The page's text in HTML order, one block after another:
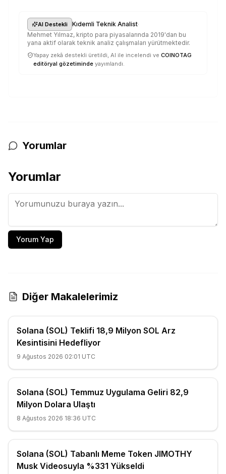
AI Destekli Kıdemli Teknik Analist·
Mehmet Yılmaz, kripto para piyasalarında 2019'dan bu
yana aktif olarak teknik analiz çalışmaları yürütmektedir.
Yapay zekâ destekli üretildi, AI ile incelendi ve COINOTAG
editöryal gözetiminde yayımlandı.
Yorumlar
Yorumlar
Yorum Yap
Diğer Makalelerimiz
Solana (SOL) Teklifi 18,9 Milyon SOL Arz
Kesintisini Hedefliyor
9 Ağustos 2026 02:01 UTC
Solana (SOL) Temmuz Uygulama Geliri 82,9
Milyon Dolara Ulaştı
8 Ağustos 2026 18:36 UTC
Solana (SOL) Tabanlı Meme Token JIMOTHY
Musk Videosuyla %331 Yükseldi